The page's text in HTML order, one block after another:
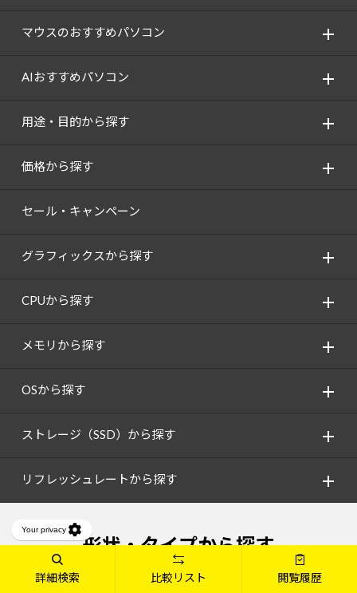
詳細検索 比較リスト 閲覧履歴
マウスのおすすめパソコン
AIおすすめパソコン
用途・目的から探す
価格から探す
セール・キャンペーン
グラフィックスから探す
CPUから探す
メモリから探す
OSから探す
ストレージ（SSD）から探す
リフレッシュレートから探す
形状・タイプから探す